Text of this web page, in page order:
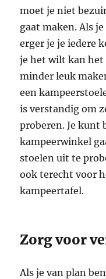
moet je niet
gaat maken. Als
erger je je iedere
je het wilt kan
minder leuk
een
is verstandig om
proberen. Je kunt
kampeerwinkel
stoelen uit te
ook terecht voor
kampeertafel.
Zorg voor
Als je van plan